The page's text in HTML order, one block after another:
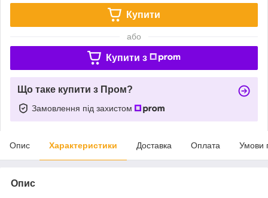
Купити
або
Купити з
Що таке купити з Пром?
Замовлення під захистом
Опис Характеристики Доставка Оплата Умови
Опис